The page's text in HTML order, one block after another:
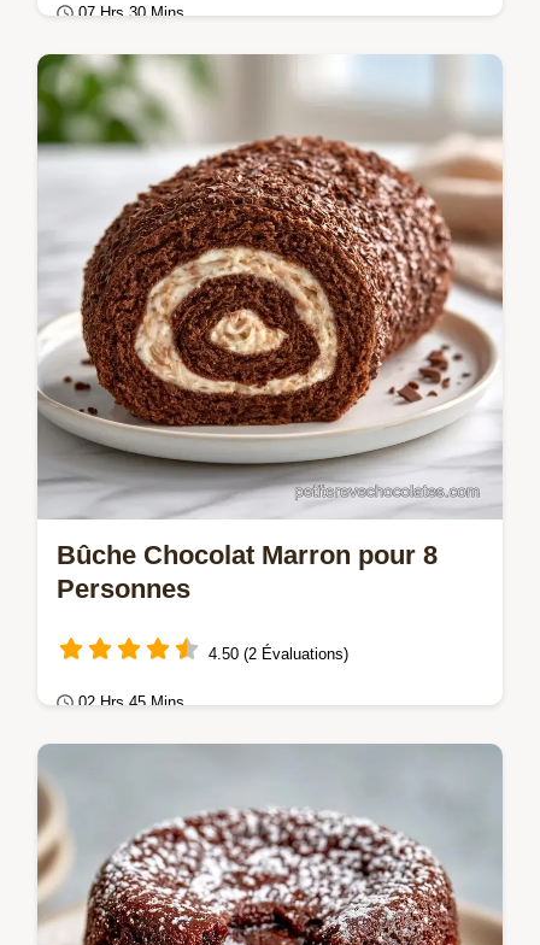
07 Hrs 30 Mins
Gâteaux au chocolat
Réussissez votre Bûche de Noël chocolat
avec cette recette traditionnelle maison.
Bûche Chocolat Marron pour 8
Personnes
4.50 (2 Évaluations)
02 Hrs 45 Mins
Gâteaux au chocolat
La Bûche chocolat marron allie cacao et
douceur. Découvrez cette recette bûche
chocolat marron maison avec notre guide
de timing…